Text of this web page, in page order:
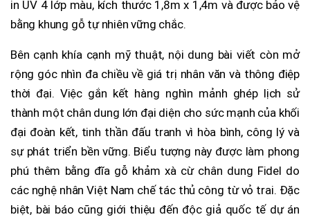
in UV 4 lớp màu, kích thước 1,8m x 1,4m và được bảo vệ
bằng khung gỗ tự nhiên vững chắc.
Bên cạnh khía cạnh mỹ thuật, nội dung bài viết còn mở
rộng góc nhìn đa chiều về giá trị nhân văn và thông điệp
thời đại. Việc gắn kết hàng nghìn mảnh ghép lịch sử
thành một chân dung lớn đại diện cho sức mạnh của khối
đại đoàn kết, tinh thần đấu tranh vì hòa bình, công lý và
sự phát triển bền vững. Biểu tượng này được làm phong
phú thêm bằng đĩa gỗ khảm xà cừ chân dung Fidel do
các nghệ nhân Việt Nam chế tác thủ công từ vỏ trai. Đặc
biệt, bài báo cũng giới thiệu đến độc giả quốc tế dự án